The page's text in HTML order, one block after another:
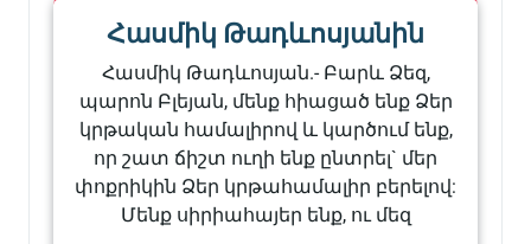
Հասմիկ Թադևոսյանին
Հասմիկ Թադևոսյան.- Բարև Ձեզ,
պարոն Բլեյան, մենք հիացած ենք Ձեր
կրթական համալիրով և կարծում ենք,
որ շատ ճիշտ ուղի ենք ընտրել` մեր
փոքրիկին Ձեր կրթահամալիր բերելով:
Մենք սիրիահայեր ենք, ու մեզ